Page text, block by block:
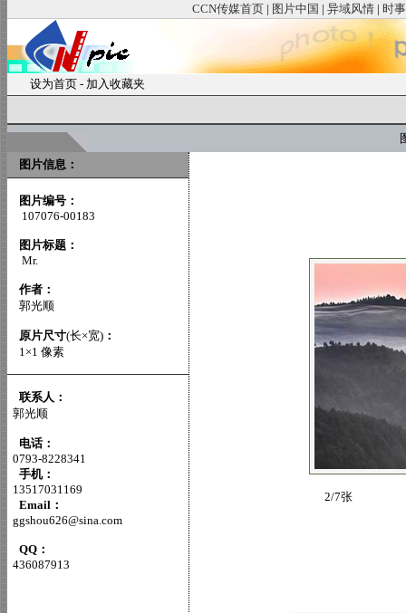
CCN传媒首页 | 图片中国 | 异域风情 | 时
设为首页 - 加入收藏夹
图片信息：
图片编号：
107076-00183
图片标题：
Mr.
作者：
郭光顺
原片尺寸(长×宽) ：
1×1 像素
联系人：
郭光顺
电话：
0793-8228341
手机：
13517031169
Email：
ggshou626@sina.com
QQ：
436087913
2/7张